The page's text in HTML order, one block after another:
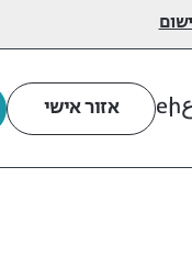
عen אזור אישי